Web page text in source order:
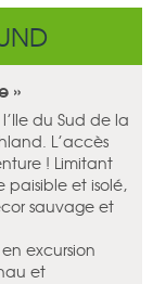
»
du Sud de la
L’accès
! Limitant
paisible et isolé,
sauvage et
excursion
et